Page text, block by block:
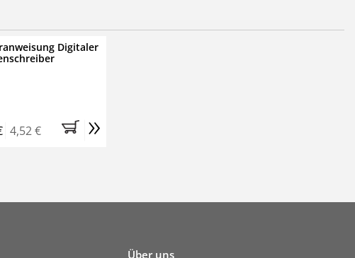
Digitaler
4,52 € »
Über uns